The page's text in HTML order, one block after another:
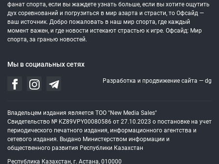
фанат спорта, если вы жаждете узнать больше, если вы хотите ощутить
дух соревнований и погрузиться в мир азарта и страсти, то Офсайд —
ваш источник. Добро пожаловать в наш мир спорта, где каждый
момент важен, и где новости истекают страстью к игре. Офсайд: Мир
спорта, за гранью новостей.
Мы в социальных сетях
Разработка и продвижение сайта — dg
Владельцем издания является ТОО "New Media Sales"
Свидетельство № KZ89VPY00080586 от 27.10.2023 о постановке на учет
периодического печатного издания, информационного агентства и
сетевого издания. Выдано Министерством информации и
общественного развития Республики Казахстан
Республика Казахстан, г. Астана, 010000